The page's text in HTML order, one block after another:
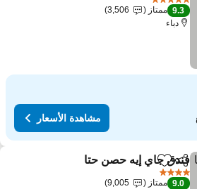
9.3 ممتاز
3,506
دباء
مشاهدة الأسعار
مشاركةAdd to favorites
فندق جاي إيه حصن حتا
9.0 ممتاز
9,005